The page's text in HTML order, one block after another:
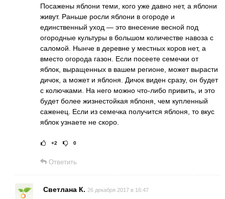
Посажены яблони теми, кого уже давно нет, а яблони
живут. Раньше росли яблони в огороде и
единственный уход — это внесение весной под
огородные культуры в большом количестве навоза с
саломой. Нынче в деревне у местных коров нет, а
вместо огорода газон. Если посеете семечки от
яблок, выращенных в вашем регионе, может вырасти
дичок, а может и яблоня. Дичок виден сразу, он будет
с колючками. На него можно что-либо привить, и это
будет более жизнестойкая яблоня, чем купленный
саженец. Если из семечка получится яблоня, то вкус
яблок узнаете не скоро.
Рейтинг статьи:
+2 0
Ответить
Светлана К. 26 декабря 2017 в 16:47